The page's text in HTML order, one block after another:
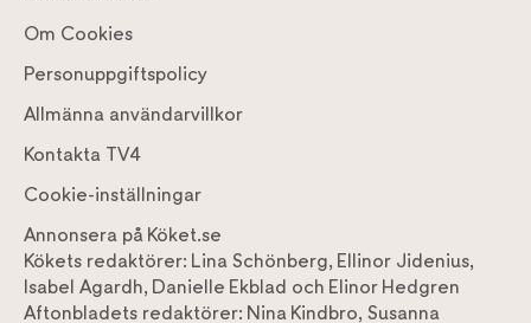
Om Cookies
Personuppgiftspolicy
Allmänna användarvillkor
Kontakta TV4
Cookie-inställningar
Annonsera på Köket.se
Kökets redaktörer: Lina Schönberg, Ellinor Jidenius,
Isabel Agardh, Danielle Ekblad och Elinor Hedgren
Aftonbladets redaktörer: Nina Kindbro, Susanna